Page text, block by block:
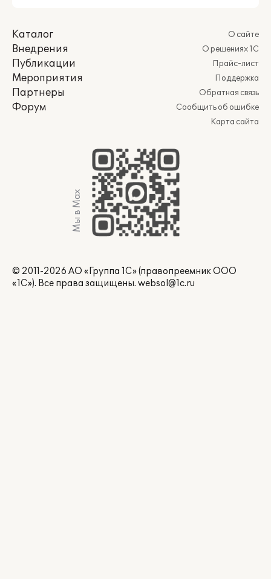
Каталог
Внедрения
Публикации
Мероприятия
Партнеры
Форум
О сайте
О решениях 1С
Прайс-лист
Поддержка
Обратная связь
Сообщить об ошибке
Карта сайта
Мы в Max
© 2011-2026 АО «Группа 1С» (правопреемник ООО
«1С»). Все права защищены. websol@1c.ru